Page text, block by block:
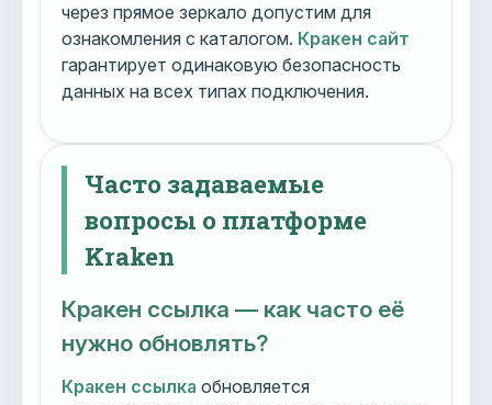
через прямое зеркало допустим для
ознакомления с каталогом. Кракен сайт
гарантирует одинаковую безопасность
данных на всех типах подключения.
Часто задаваемые
вопросы о платформе
Kraken
Кракен ссылка — как часто её
нужно обновлять?
Кракен ссылка обновляется